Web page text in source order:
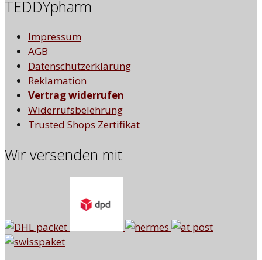
TEDDYpharm
Impressum
AGB
Datenschutzerklärung
Reklamation
Vertrag widerrufen
Widerrufsbelehrung
Trusted Shops Zertifikat
Wir versenden mit